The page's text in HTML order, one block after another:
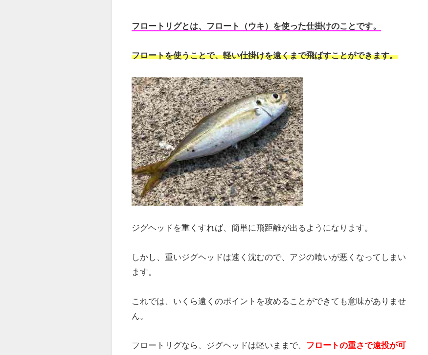
フロートリグとは
フロートリグとは、フロート（ウキ）を使った仕掛けのことです。
フロートを使うことで、軽い仕掛けを遠くまで飛ばすことができます。
ジグヘッドを重くすれば、簡単に飛距離が出るようになります。